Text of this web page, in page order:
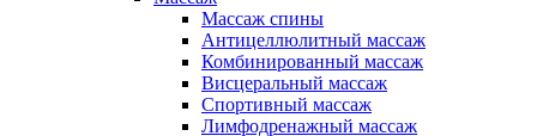
Массаж спины
Антицеллюлитный массаж
Комбинированный массаж
Висцеральный массаж
Спортивный массаж
Лимфодренажный массаж